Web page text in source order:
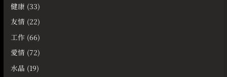
健康 (33)
友情 (22)
工作 (66)
愛情 (72)
水晶 (19)